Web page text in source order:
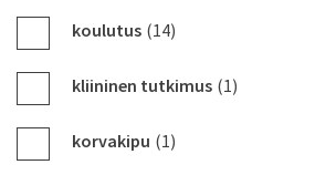
koulutus (14)
kliininen tutkimus (1)
korvakipu (1)